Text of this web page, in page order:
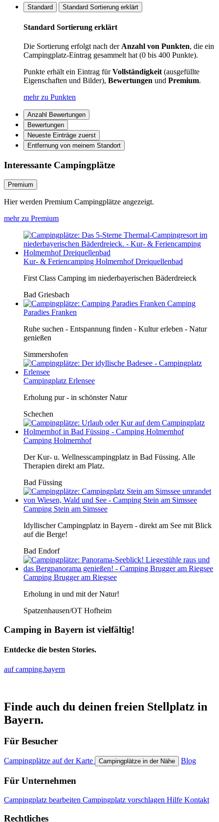
Standard Standard Sortierung erklärt
Standard Sortierung erklärt
Die Sortierung erfolgt nach der Anzahl von Punkten, die ein
Campingplatz-Eintrag gesammelt hat (0 bis 400 Punkte).
Punkte erhält ein Eintrag fürVollständigkeit (ausgefüllte
Eigenschaften und Bilder), Bewertungen und Premium.
mehr zu Punkten
Anzahl Bewertungen
Bewertungen
Neueste Einträge zuerst
Entfernung von meinem Standort
Interessante Campingplätze
Premium
Hier werden Premium Campingplätze angezeigt.
mehr zu Premium
Kur- & Feriencamping Holmernhof Dreiquellenbad
First Class Camping im niederbayerischen Bäderdreieck
Bad Griesbach
Camping
Paradies Franken
Ruhe suchen - Entspannung finden - Kultur erleben - Natur
genießen
Simmershofen
Campingplatz Erlensee
Erholung pur - in schönster Natur
Schechen
Camping Holmernhof
Der Kur- u. Wellnesscampingplatz in Bad Füssing. Alle
Therapien direkt am Platz.
Bad Füssing
Camping Stein am Simssee
Idyllischer Campingplatz in Bayern - direkt am See mit Blick
auf die Berge!
Bad Endorf
Camping Brugger am Riegsee
Erholung in und mit der Natur!
Spatzenhausen/OT Hofheim
Camping in Bayern ist vielfältig!
Entdecke die besten Stories.
auf camping.bayern
Finde auch du deinen freien Stellplatz in
Bayern.
Für Besucher
Campingplätze auf der Karte Campingplätze in der Nähe Blog
Für Unternehmen
Campingplatz bearbeiten Campingplatz vorschlagen Hilfe Kontakt
Rechtliches